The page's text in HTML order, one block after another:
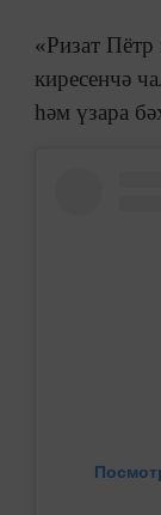
«Ризат
киресенчә
һәм үзара